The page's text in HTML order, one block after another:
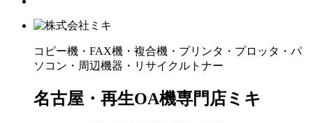
コピー機・FAX機・複合機・プリンタ・プロッタ・パ
ソコン・周辺機器・リサイクルトナー
名古屋・再生OA機専門店ミキ